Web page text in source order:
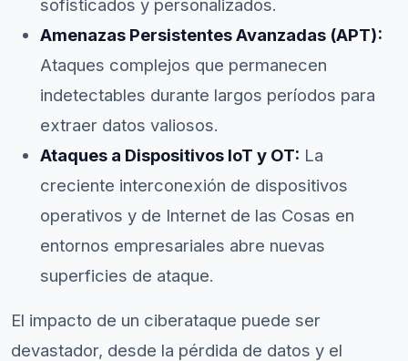
sofisticados y personalizados.
Amenazas Persistentes Avanzadas (APT):
Ataques complejos que permanecen
indetectables durante largos períodos para
extraer datos valiosos.
Ataques a Dispositivos IoT y OT: La
creciente interconexión de dispositivos
operativos y de Internet de las Cosas en
entornos empresariales abre nuevas
superficies de ataque.
El impacto de un ciberataque puede ser
devastador, desde la pérdida de datos y el